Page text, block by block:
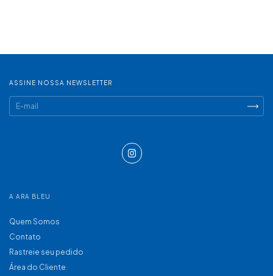
ASSINE NOSSA NEWSLETTER
A ARA BLEU
Quem Somos
Contato
Rastreie seu pedido
Área do Cliente